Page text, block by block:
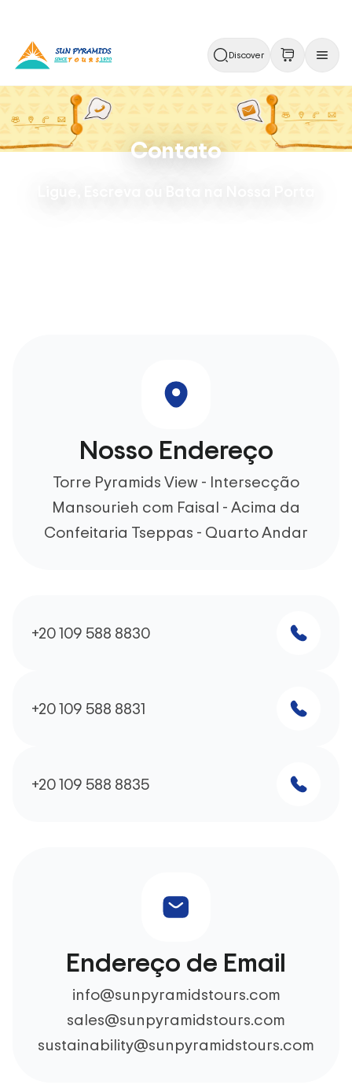
Discover
Contato
Nosso Endereço
Torre Pyramids View - Intersecção
Mansourieh com Faisal - Acima da
Confeitaria Tseppas - Quarto Andar
+20 109 588 8830
+20 109 588 8831
+20 109 588 8835
Endereço de Email
info@sunpyramidstours.com
sales@sunpyramidstours.com
sustainability@sunpyramidstours.com